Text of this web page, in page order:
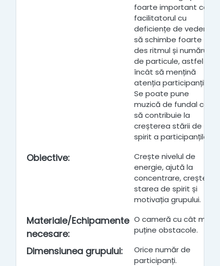
foarte important ca
facilitatorul cu
deficiențe de vedere
să schimbe foarte
des ritmul și numărul
de particule, astfel
încât să mențină
atenția participanților.
Se poate pune
muzică de fundal care
să contribuie la
creșterea stării de
spirit a participanților.
Obiective:
Crește nivelul de
energie, ajută la
concentrare, crește
starea de spirit și
motivația grupului.
Materiale/Echipamente
necesare:
O cameră cu cât mai
puține obstacole.
Dimensiunea grupului:
Orice număr de
participanți.